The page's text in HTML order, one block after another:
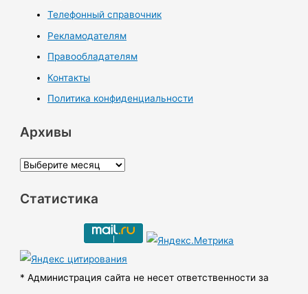
Телефонный справочник
Рекламодателям
Правообладателям
Контакты
Политика конфиденциальности
Архивы
А
х
ы
Статистика
* Администрация сайта не несет ответственности за